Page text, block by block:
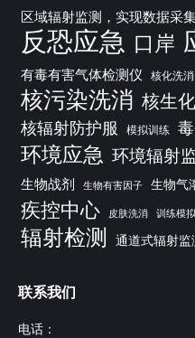
区域辐射监测，实现数据采
反恐应急 口岸
有毒有害气体检测仪
核化洗消
核污染洗消 核生
核辐射防护服 模拟训练
环境应急 环境辐射
生物战剂 生物有害因子 生物气
疾控中心
皮肤洗消 训练模拟
辐射检测 通道式辐射监
联系我们
电话：